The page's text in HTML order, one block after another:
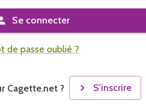
Se connecter
de passe oublié ?
Cagette.net ? S'inscrire